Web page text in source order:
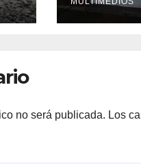
no será publicada. Los